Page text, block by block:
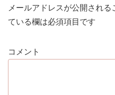
メールアドレスが公開される
ている欄は必須項目です
コメント